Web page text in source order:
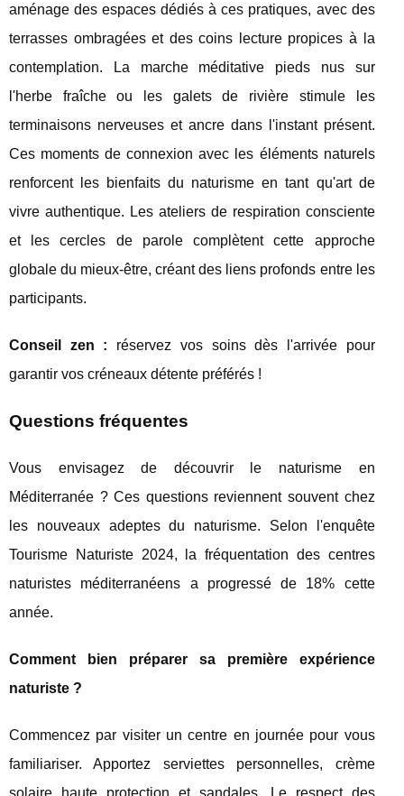
aménage des espaces dédiés à ces pratiques, avec des
terrasses ombragées et des coins lecture propices à la
contemplation. La marche méditative pieds nus sur
l'herbe fraîche ou les galets de rivière stimule les
terminaisons nerveuses et ancre dans l'instant présent.
Ces moments de connexion avec les éléments naturels
renforcent les bienfaits du naturisme en tant qu'art de
vivre authentique. Les ateliers de respiration consciente
et les cercles de parole complètent cette approche
globale du mieux-être, créant des liens profonds entre les
participants.
Conseil zen : réservez vos soins dès l'arrivée pour
garantir vos créneaux détente préférés !
Questions fréquentes
Vous envisagez de découvrir le naturisme en
Méditerranée ? Ces questions reviennent souvent chez
les nouveaux adeptes du naturisme. Selon l'enquête
Tourisme Naturiste 2024, la fréquentation des centres
naturistes méditerranéens a progressé de 18% cette
année.
Comment bien préparer sa première expérience
naturiste ?
Commencez par visiter un centre en journée pour vous
familiariser. Apportez serviettes personnelles, crème